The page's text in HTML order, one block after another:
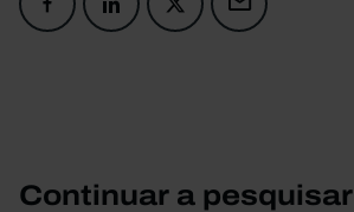
Continuar a pesquisar